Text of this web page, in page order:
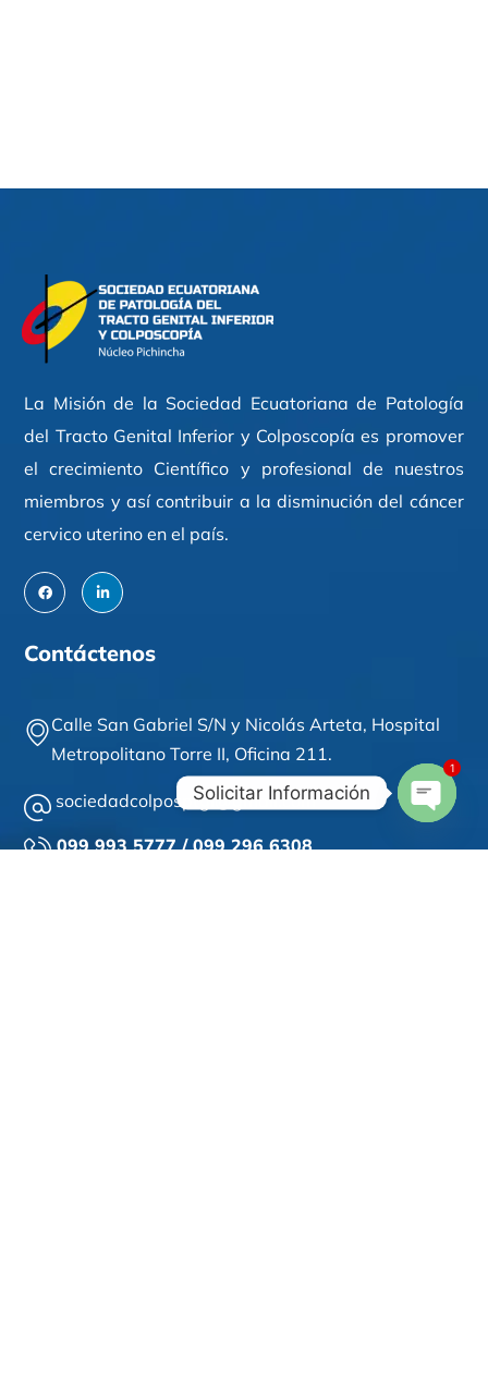
La Misión de la Sociedad Ecuatoriana de Patología
del Tracto Genital Inferior y Colposcopía es promover
el crecimiento Científico y profesional de nuestros
miembros y así contribuir a la disminución del cáncer
cervico uterino en el país.
Contáctenos
Calle San Gabriel S/N y Nicolás Arteta, Hospital
Metropolitano Torre II, Oficina 211.
sociedadcolposptgi@gmail.com
099 993 5777 / 099 296 6308
Solicitar Información
1